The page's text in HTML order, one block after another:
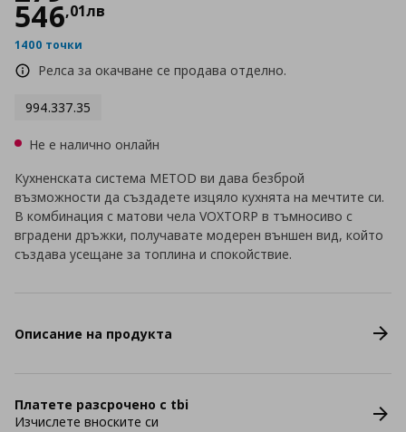
546,01лв
1400 точки
Релса за окачване се продава отделно.
994.337.35
Не е налично онлайн
Кухненската система METOD ви дава безброй
възможности да създадете изцяло кухнята на мечтите си.
В комбинация с матови чела VOXTORP в тъмносиво с
вградени дръжки, получавате модерен външен вид, който
създава усещане за топлина и спокойствие.
Описание на продукта
Платете разсрочено с tbi
Изчислете вноските си